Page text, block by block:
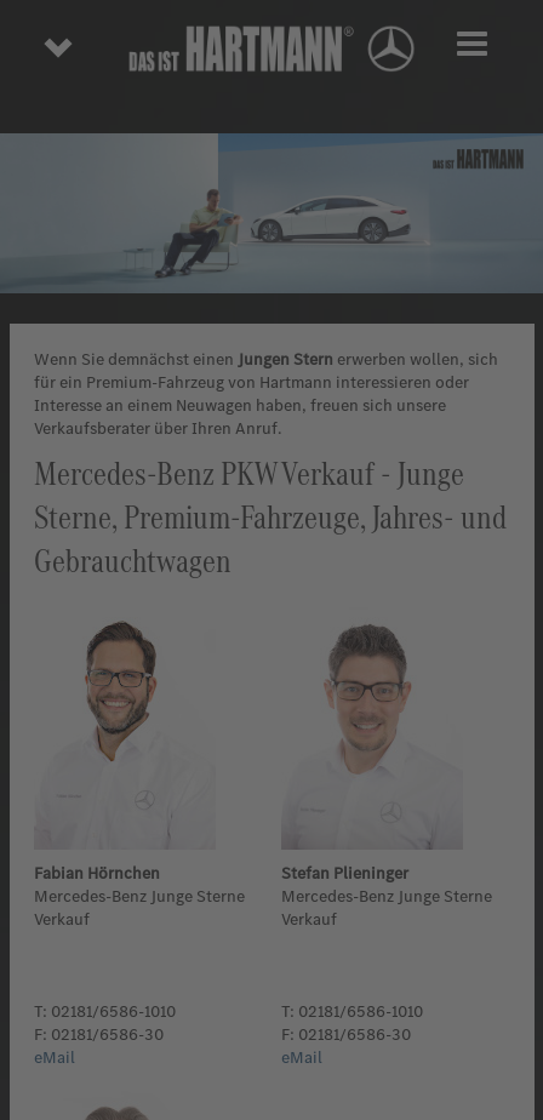
Wenn Sie demnächst einen Jungen Stern erwerben wollen, sich
für ein Premium-Fahrzeug von Hartmann interessieren oder
Interesse an einem Neuwagen haben, freuen sich unsere
Verkaufsberater über Ihren Anruf.
Mercedes-Benz PKW Verkauf - Junge
Sterne, Premium-Fahrzeuge, Jahres- und
Gebrauchtwagen
Fabian Hörnchen
Mercedes-Benz Junge Sterne
Verkauf
T: 02181/6586-1010
F: 02181/6586-30
eMail
Stefan Plieninger
Mercedes-Benz Junge Sterne
Verkauf
T: 02181/6586-1010
F: 02181/6586-30
eMail